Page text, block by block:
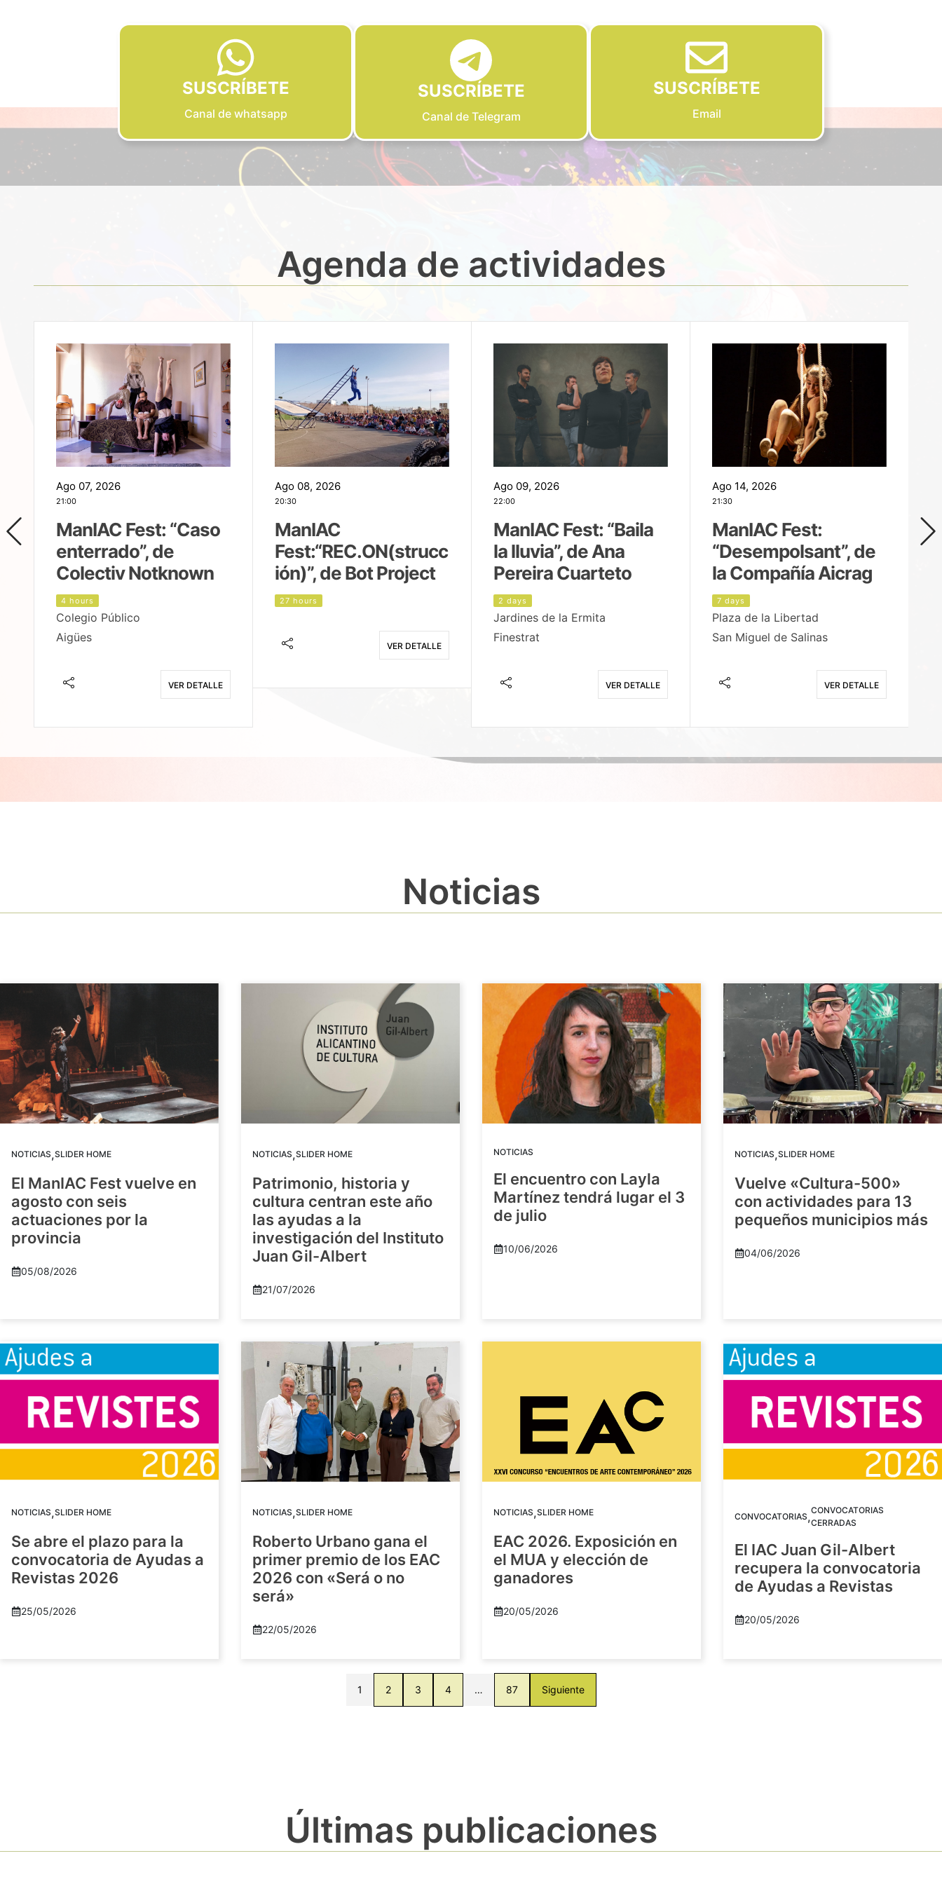
SUSCRÍBETE
Canal de whatsapp
SUSCRÍBETE
Canal de Telegram
SUSCRÍBETE
Email
Agenda de actividades
Ago 07, 2026
21:00
ManIAC Fest: “Caso
enterrado”, de
Colectiv Notknown
4 hours
Colegio Público
Aigües
VER DETALLE
Ago 08, 2026
20:30
ManIAC
Fest:“REC.ON(strucc
ión)”, de Bot Project
27 hours
VER DETALLE
Ago 09, 2026
22:00
ManIAC Fest: “Baila
la lluvia”, de Ana
Pereira Cuarteto
2 days
Jardines de la Ermita
Finestrat
VER DETALLE
Ago 14, 2026
21:30
ManIAC Fest:
“Desempolsant”, de
la Compañía Aicrag
7 days
Plaza de la Libertad
San Miguel de Salinas
VER DETALLE
Noticias
NOTICIAS,SLIDER HOME
El ManIAC Fest vuelve en
agosto con seis
actuaciones por la
provincia
05/08/2026
NOTICIAS,SLIDER HOME
Patrimonio, historia y
cultura centran este año
las ayudas a la
investigación del Instituto
Juan Gil-Albert
21/07/2026
NOTICIAS
El encuentro con Layla
Martínez tendrá lugar el 3
de julio
10/06/2026
NOTICIAS,SLIDER HOME
Vuelve «Cultura-500»
con actividades para 13
pequeños municipios más
04/06/2026
NOTICIAS,SLIDER HOME
Se abre el plazo para la
convocatoria de Ayudas a
Revistas 2026
25/05/2026
NOTICIAS,SLIDER HOME
Roberto Urbano gana el
primer premio de los EAC
2026 con «Será o no
será»
22/05/2026
NOTICIAS,SLIDER HOME
EAC 2026. Exposición en
el MUA y elección de
ganadores
20/05/2026
CONVOCATORIAS,CONVOCATORIAS
CERRADAS
El IAC Juan Gil-Albert
recupera la convocatoria
de Ayudas a Revistas
20/05/2026
1 2 3 4 … 87 Siguiente
Últimas publicaciones